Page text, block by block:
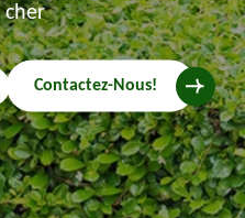
cher
Contactez-Nous!